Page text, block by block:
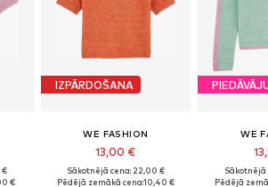
€
€
IZPĀRDOŠANA
WE FASHION
13,00 €
Sākotnējā cena: 22,00 €
Pēdējā zemākā cena:10,40 €
WE
Sākotnējā
Pēdējā